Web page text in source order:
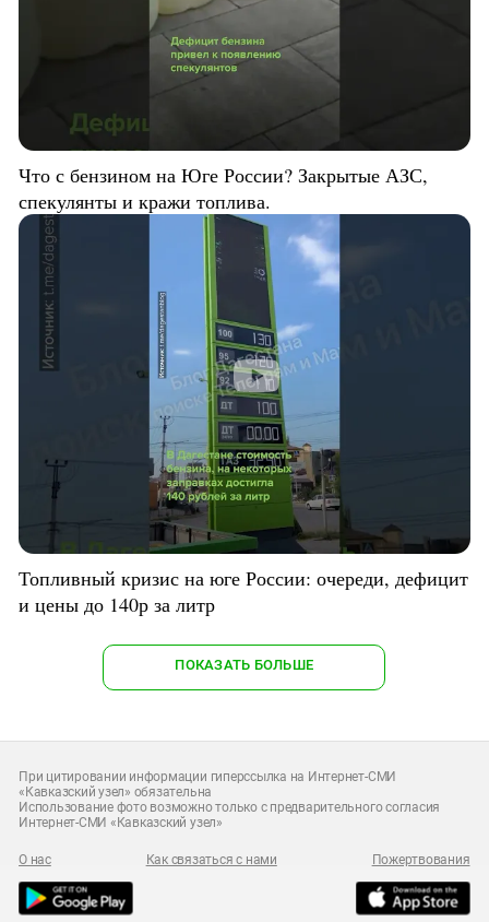
Что с бензином на Юге России? Закрытые АЗС,
спекулянты и кражи топлива.
Топливный кризис на юге России: очереди, дефицит
и цены до 140р за литр
ПОКАЗАТЬ БОЛЬШЕ
При цитировании информации гиперссылка на Интернет-СМИ
«Кавказский узел» обязательна
Использование фото возможно только с предварительного согласия
Интернет-СМИ «Кавказский узел»
О нас Как связаться с нами Пожертвования